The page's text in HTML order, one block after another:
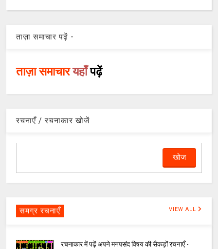
ताज़ा समाचार पढ़ें -
ताज़ा समाचारयहाँपढ़ें
रचनाएँ / रचनाकार खोजें
समग्र रचनाएँ VIEW ALL
रचनाकार में पढ़ें अपने मनपसंद विषय की सैकड़ों रचनाएँ -